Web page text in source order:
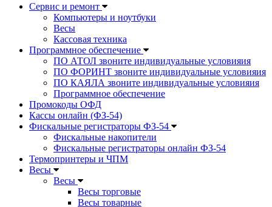
Сервис и ремонт
Компьютеры и ноутбуки
Весы
Кассовая техника
Программное обеспечение
ПО АТОЛ звоните индивидуальные условияия
ПО ФОРИНТ звоните индивидуальные условияия
ПО КАЯЛА звоните индивидуальные условияия
Программное обеспечение
Промокоды ОФД
Кассы онлайн (ФЗ-54)
Фискальные регистраторы ФЗ-54
Фискальные накопители
Фискальные регистраторы онлайн ФЗ-54
Термопринтеры и ЧПМ
Весы
Весы
Весы торговые
Весы товарные